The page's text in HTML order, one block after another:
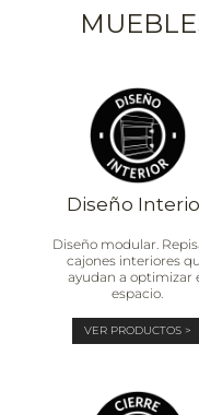
Diseño
Diseño modular.
cajones interiores
ayudan a optimizar
espacio.
VER PRODUCTOS >